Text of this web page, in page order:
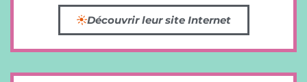
Découvrir leur site Internet